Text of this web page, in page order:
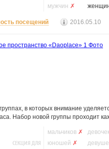
мужчин ✗
посещений 2016.05.10
пространство «Daoplace» 1 Фото
в которых внимание
Набор новой группы проходит
СЕКЦИЯ ДЛЯ
мальчиков ✗
юношей ✗